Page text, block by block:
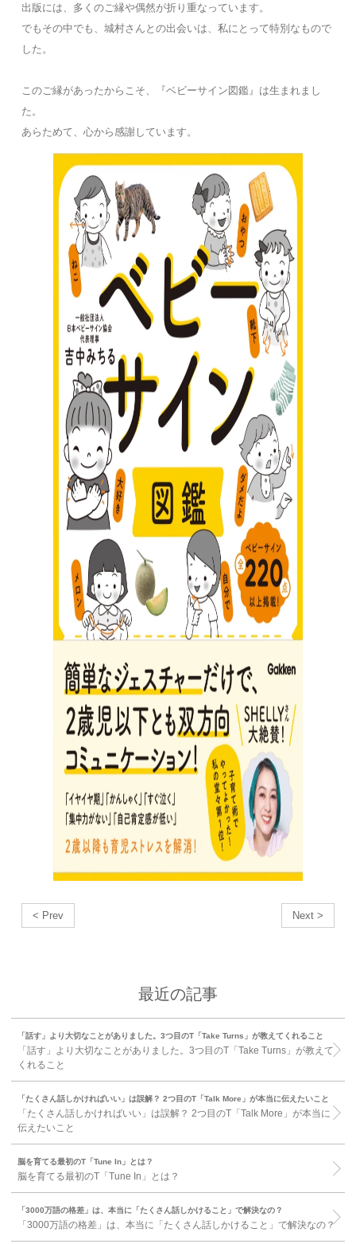
出版には、多くのご縁や偶然が折り重なっています。
でもその中でも、城村さんとの出会いは、私にとって特別なもので
した。
このご縁があったからこそ、『ベビーサイン図鑑』は生まれまし
た。
あらためて、心から感謝しています。
< Prev Next >
最近の記事
「話す」より大切なことがありました。3つ目のT「Take Turns」が教えてくれること
「話す」より大切なことがありました。3つ目のT「Take Turns」が教えて
くれること
「たくさん話しかければいい」は誤解？ 2つ目のT「Talk More」が本当に伝えたいこと
「たくさん話しかければいい」は誤解？ 2つ目のT「Talk More」が本当に
伝えたいこと
脳を育てる最初のT「Tune In」とは？
脳を育てる最初のT「Tune In」とは？
「3000万語の格差」は、本当に「たくさん話しかけること」で解決なの？
「3000万語の格差」は、本当に「たくさん話しかけること」で解決なの？